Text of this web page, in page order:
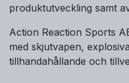
produktutveckling samt
Action Reaction Sports
med skjutvapen,
tillhandahållande och